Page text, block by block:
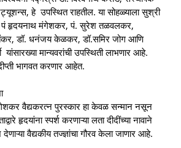
हे उपस्थित राहतील. या सोहळ्याला सुश्री
पं हृदयनाथ मंगेशकर, पं. सुरेश तळवलकर,
डॉ. धनंजय केळकर, डॉ.समिर जोग आणि
मान्यवरांची उपस्थिती लाभणार आहे.
भागवत करणार आहेत.
वैद्यकरत्न पुरस्कार हा केवळ सन्मान नसून
हृदयांना स्पर्श करणाऱ्या लता दीदींच्या नावाने
वैद्यकीय तज्ज्ञांचा गौरव केला जाणार आहे.